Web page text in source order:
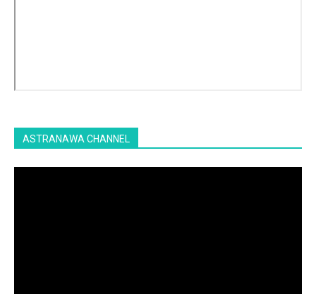
ASTRANAWA CHANNEL